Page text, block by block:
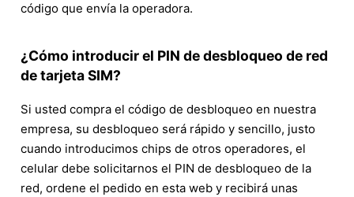
código que envía la operadora.
¿Cómo introducir el PIN de desbloqueo de red
de tarjeta SIM?
Si usted compra el código de desbloqueo en nuestra
empresa, su desbloqueo será rápido y sencillo, justo
cuando introducimos chips de otros operadores, el
celular debe solicitarnos el PIN de desbloqueo de la
red, ordene el pedido en esta web y recibirá unas